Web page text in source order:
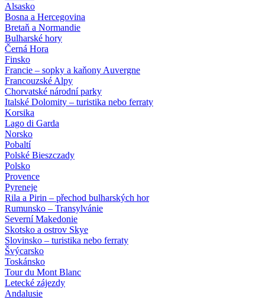
Alsasko
Bosna a Hercegovina
Bretaň a Normandie
Bulharské hory
Černá Hora
Finsko
Francie – sopky a kaňony Auvergne
Francouzské Alpy
Chorvatské národní parky
Italské Dolomity – turistika nebo ferraty
Korsika
Lago di Garda
Norsko
Pobaltí
Polské Bieszczady
Polsko
Provence
Pyreneje
Rila a Pirin – přechod bulharských hor
Rumunsko – Transylvánie
Severní Makedonie
Skotsko a ostrov Skye
Slovinsko – turistika nebo ferraty
Švýcarsko
Toskánsko
Tour du Mont Blanc
Letecké zájezdy
Andalusie